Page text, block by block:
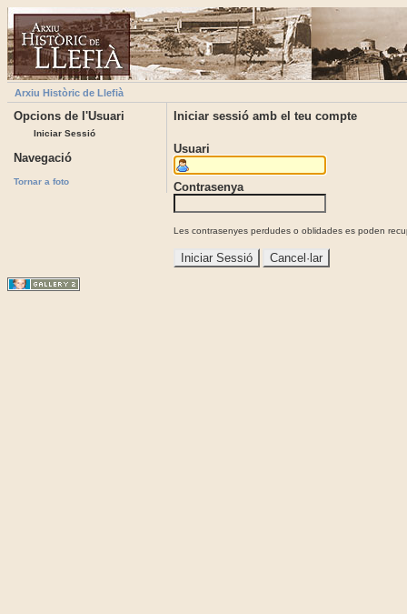
Arxiu Històric de Llefià
Opcions de l'Usuari
Iniciar Sessió
Navegació
Tornar a foto
Iniciar sessió amb el teu compte
Usuari
Contrasenya
Les contrasenyes perdudes o oblidades es poden